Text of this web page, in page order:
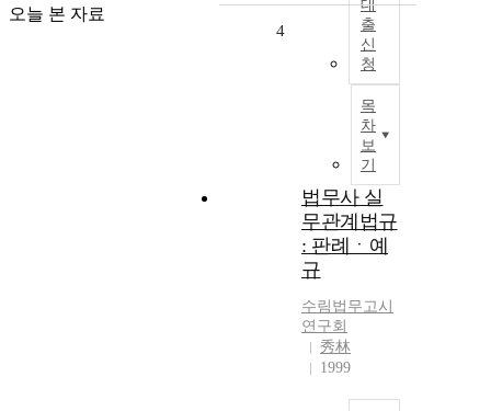
오늘 본 자료
대
출
신
청
목
차
보
기
4
법무사 실
무관계법규
: 판례ㆍ예
규
수림법무고시
연구회
秀林
1999